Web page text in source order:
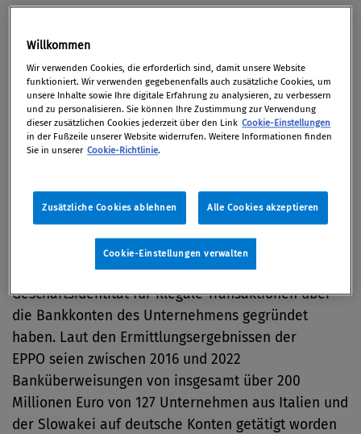
Geldwäsche
Berliner Ermittler:innen derEuropäischen
Staatsanwaltschaft (EPPO)haben die
Verdacht auf einen Mehrwertsteuerbetrug in Höhe
von rund 200 Millionen Euro
. Ermittelt wird vor allem
gegen den Geschäftsführer des Unternehmens. Er
soll die Firma lediglich zum Zwecke einer fiktiven
Geschäftsidentität für illegale Transaktionen über
die Bankkonten des Unternehmens gegründet
haben. Laut den Ermittlungsergebnissen der
EPPO seien zwischen 2016 und 2022
Banküberweisungen von insgesamt über 200
Millionen Euro von 127 Unternehmen aus Italien und
der Slowakei auf deutsche Konten getätigt worden
Willkommen
Wir verwenden Cookies, die erforderlich sind, damit unsere Website
funktioniert. Wir verwenden gegebenenfalls auch zusätzliche Cookies, um
unsere Inhalte sowie Ihre digitale Erfahrung zu analysieren, zu verbessern
und zu personalisieren. Sie können Ihre Zustimmung zur Verwendung
dieser zusätzlichen Cookies jederzeit über den Link Cookie-Einstellungen
in der Fußzeile unserer Website widerrufen. Weitere Informationen finden
Sie in unserer Cookie-Richtlinie.
Zusätzliche Cookies ablehnen Alle Cookies akzeptieren
Cookie-Einstellungen verwalten